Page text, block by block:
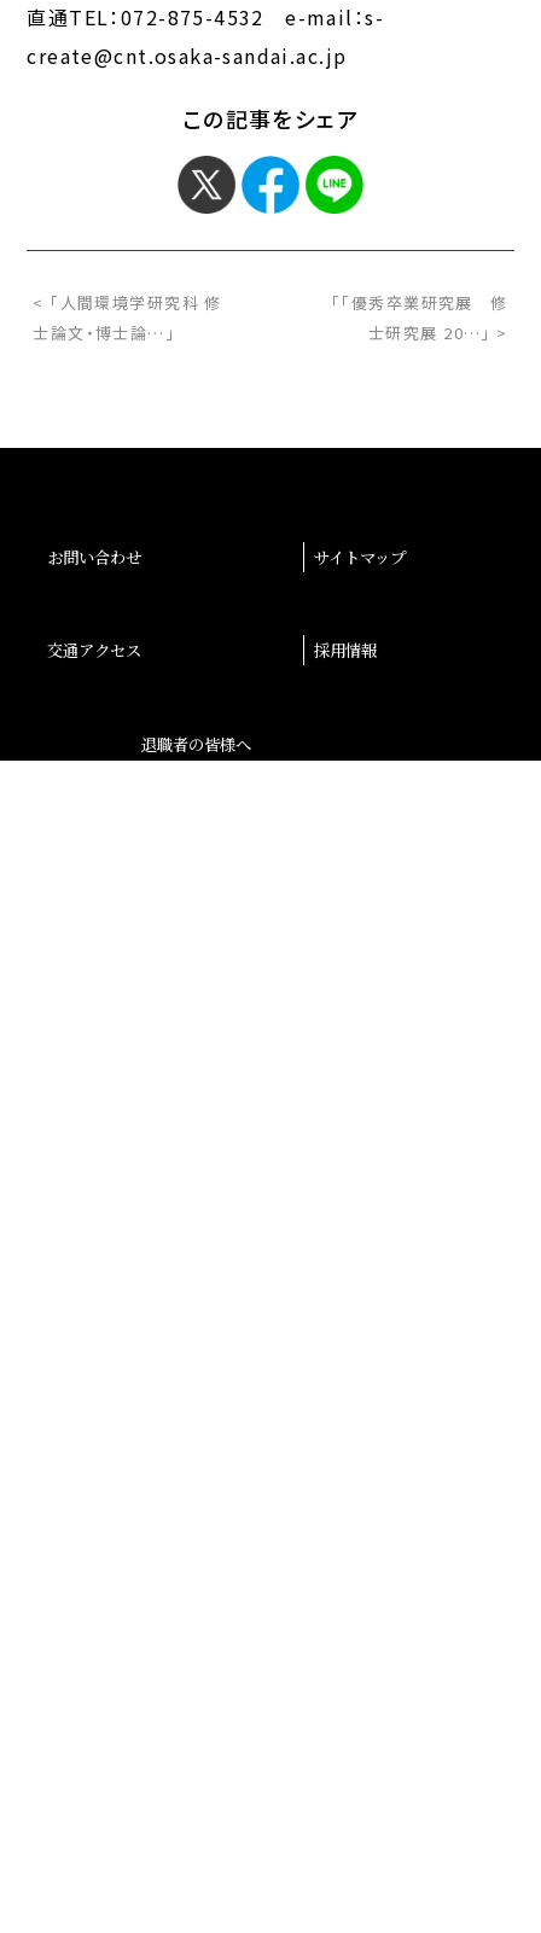
直通TEL：072-875-4532 e-mail：s-
create@cnt.osaka-sandai.ac.jp
この記事をシェア
< 「人間環境学研究科 修
士論文・博士論…」
「「優秀卒業研究展 修
士研究展 20…」 >
お問い合わせ サイトマップ
交通アクセス 採用情報
退職者の皆様へ